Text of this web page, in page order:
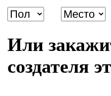
Или
создателя